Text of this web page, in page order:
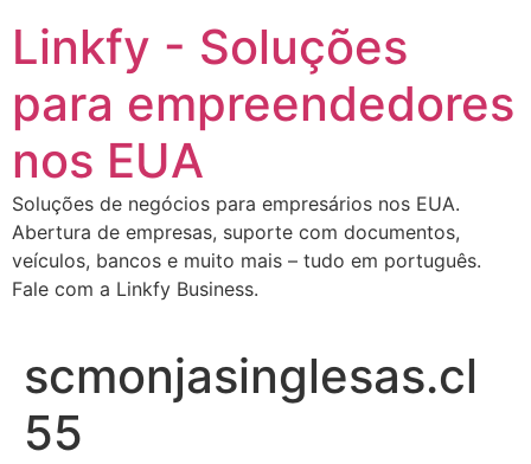
conteúdo
Linkfy - Soluções
para empreendedores
nos EUA
Soluções de negócios para empresários nos EUA.
Abertura de empresas, suporte com documentos,
veículos, bancos e muito mais – tudo em português.
Fale com a Linkfy Business.
scmonjasinglesas.cl
55